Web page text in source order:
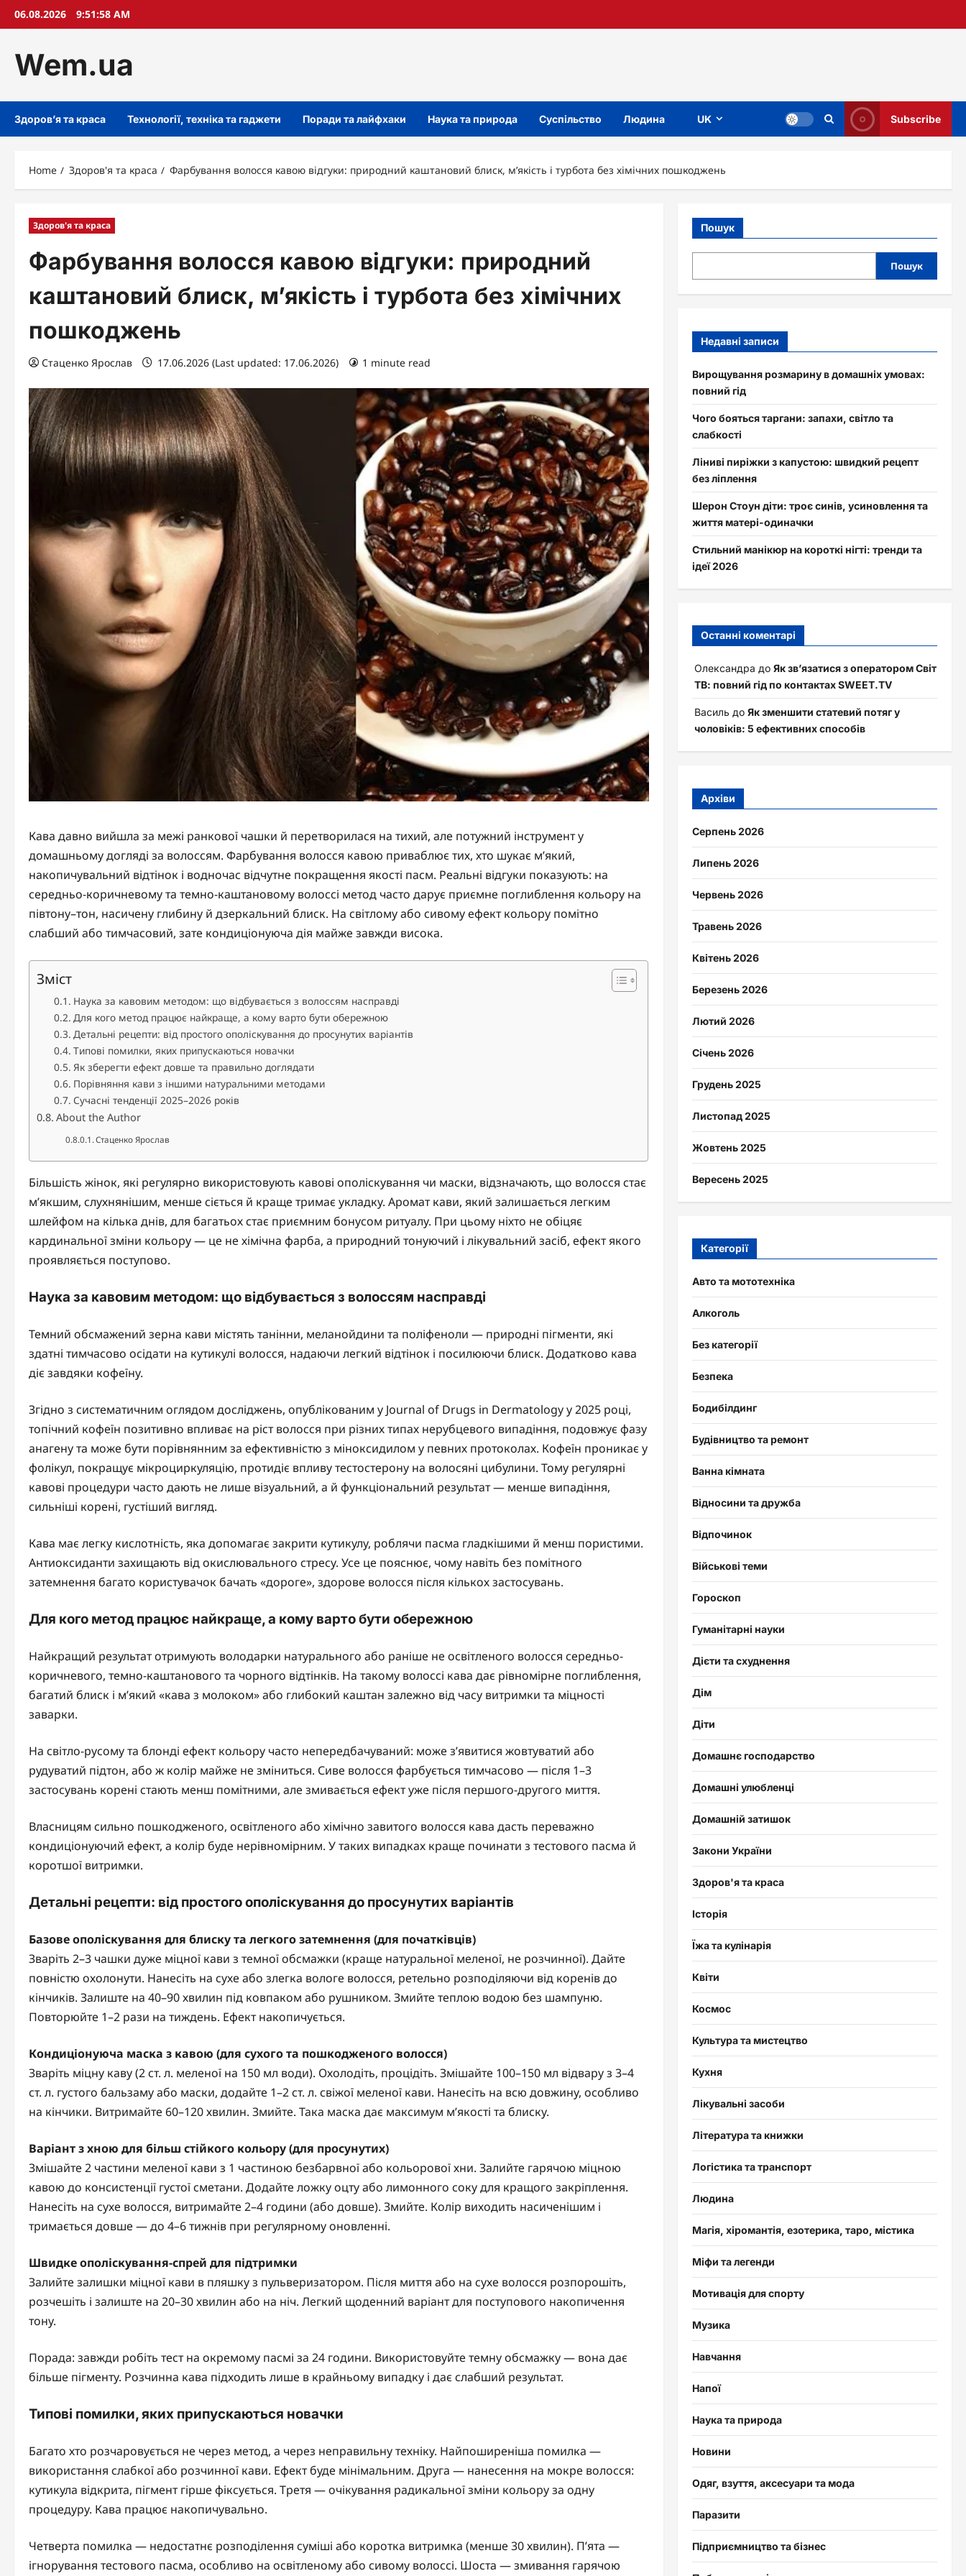
Skip06.08.2026 9:51:59 AM
Wem.ua
Здоров’я та краса Технології, техніка та гаджети Поради та лайфхаки Наука та природа Суспільство Людина UK Subscribe
Home Здоров'я та краса Фарбування волосся кавою відгуки: природний каштановий блиск, м’якість і турбота без хімічних пошкоджень
Здоров'я та краса
Фарбування волосся кавою відгуки: природний
каштановий блиск, м’якість і турбота без хімічних
пошкоджень
Стаценко Ярослав 17.06.2026 (Last updated: 17.06.2026) 1 minute read
Кава давно вийшла за межі ранкової чашки й перетворилася на тихий, але потужний інструмент у
домашньому догляді за волоссям. Фарбування волосся кавою приваблює тих, хто шукає м’який,
накопичувальний відтінок і водночас відчутне покращення якості пасм. Реальні відгуки показують: на
середньо-коричневому та темно-каштановому волоссі метод часто дарує приємне поглиблення кольору на
півтону–тон, насичену глибину й дзеркальний блиск. На світлому або сивому ефект кольору помітно
слабший або тимчасовий, зате кондиціонуюча дія майже завжди висока.
Зміст
Наука за кавовим методом: що відбувається з волоссям насправді
Для кого метод працює найкраще, а кому варто бути обережною
Детальні рецепти: від простого ополіскування до просунутих варіантів
Типові помилки, яких припускаються новачки
Як зберегти ефект довше та правильно доглядати
Порівняння кави з іншими натуральними методами
Сучасні тенденції 2025–2026 років
About the Author
Стаценко Ярослав
Більшість жінок, які регулярно використовують кавові ополіскування чи маски, відзначають, що волосся стає
м’якшим, слухнянішим, менше сіється й краще тримає укладку. Аромат кави, який залишається легким
шлейфом на кілька днів, для багатьох стає приємним бонусом ритуалу. При цьому ніхто не обіцяє
кардинальної зміни кольору — це не хімічна фарба, а природний тонуючий і лікувальний засіб, ефект якого
проявляється поступово.
Наука за кавовим методом: що відбувається з волоссям насправді
Темний обсмажений зерна кави містять танінни, меланойдини та поліфеноли — природні пігменти, які
здатні тимчасово осідати на кутикулі волосся, надаючи легкий відтінок і посилюючи блиск. Додатково кава
діє завдяки кофеїну.
Згідно з систематичним оглядом досліджень, опублікованим у Journal of Drugs in Dermatology у 2025 році,
топічний кофеїн позитивно впливає на ріст волосся при різних типах нерубцевого випадіння, подовжує фазу
анагену та може бути порівнянним за ефективністю з міноксидилом у певних протоколах. Кофеїн проникає у
фолікул, покращує мікроциркуляцію, протидіє впливу тестостерону на волосяні цибулини. Тому регулярні
кавові процедури часто дають не лише візуальний, а й функціональний результат — менше випадіння,
сильніші корені, густіший вигляд.
Кава має легку кислотність, яка допомагає закрити кутикулу, роблячи пасма гладкішими й менш пористими.
Антиоксиданти захищають від окислювального стресу. Усе це пояснює, чому навіть без помітного
затемнення багато користувачок бачать «дороге», здорове волосся після кількох застосувань.
Для кого метод працює найкраще, а кому варто бути обережною
Найкращий результат отримують володарки натурального або раніше не освітленого волосся середньо-
коричневого, темно-каштанового та чорного відтінків. На такому волоссі кава дає рівномірне поглиблення,
багатий блиск і м’який «кава з молоком» або глибокий каштан залежно від часу витримки та міцності
заварки.
На світло-русому та блонді ефект кольору часто непередбачуваний: може з’явитися жовтуватий або
рудуватий підтон, або ж колір майже не зміниться. Сиве волосся фарбується тимчасово — після 1–3
застосувань корені стають менш помітними, але змивається ефект уже після першого-другого миття.
Власницям сильно пошкодженого, освітленого або хімічно завитого волосся кава дасть переважно
кондиціонуючий ефект, а колір буде нерівномірним. У таких випадках краще починати з тестового пасма й
коротшої витримки.
Детальні рецепти: від простого ополіскування до просунутих варіантів
Базове ополіскування для блиску та легкого затемнення (для початківців)
Зваріть 2–3 чашки дуже міцної кави з темної обсмажки (краще натуральної меленої, не розчинної). Дайте
повністю охолонути. Нанесіть на сухе або злегка вологе волосся, ретельно розподіляючи від коренів до
кінчиків. Залиште на 40–90 хвилин під ковпаком або рушником. Змийте теплою водою без шампуню.
Повторюйте 1–2 рази на тиждень. Ефект накопичується.
Кондиціонуюча маска з кавою (для сухого та пошкодженого волосся)
Зваріть міцну каву (2 ст. л. меленої на 150 мл води). Охолодіть, процідіть. Змішайте 100–150 мл відвару з 3–4
ст. л. густого бальзаму або маски, додайте 1–2 ст. л. свіжої меленої кави. Нанесіть на всю довжину, особливо
на кінчики. Витримайте 60–120 хвилин. Змийте. Така маска дає максимум м’якості та блиску.
Варіант з хною для більш стійкого кольору (для просунутих)
Змішайте 2 частини меленої кави з 1 частиною безбарвної або кольорової хни. Залийте гарячою міцною
кавою до консистенції густої сметани. Додайте ложку оцту або лимонного соку для кращого закріплення.
Нанесіть на сухе волосся, витримайте 2–4 години (або довше). Змийте. Колір виходить насиченішим і
тримається довше — до 4–6 тижнів при регулярному оновленні.
Швидке ополіскування-спрей для підтримки
Залийте залишки міцної кави в пляшку з пульверизатором. Після миття або на сухе волосся розпорошіть,
розчешіть і залиште на 20–30 хвилин або на ніч. Легкий щоденний варіант для поступового накопичення
тону.
Порада: завжди робіть тест на окремому пасмі за 24 години. Використовуйте темну обсмажку — вона дає
більше пігменту. Розчинна кава підходить лише в крайньому випадку і дає слабший результат.
Типові помилки, яких припускаються новачки
Багато хто розчаровується не через метод, а через неправильну техніку. Найпоширеніша помилка —
використання слабкої або розчинної кави. Ефект буде мінімальним. Друга — нанесення на мокре волосся:
кутикула відкрита, пігмент гірше фіксується. Третя — очікування радикальної зміни кольору за одну
процедуру. Кава працює накопичувально.
Четверта помилка — недостатнє розподілення суміші або коротка витримка (менше 30 хвилин). П’ята —
ігнорування тестового пасма, особливо на освітленому або сивому волоссі. Шоста — змивання гарячою
Пошук
Пошук
Недавні записи
Вирощування розмарину в домашніх умовах:
повний гід
Чого бояться таргани: запахи, світло та
слабкості
Ліниві пиріжки з капустою: швидкий рецепт
без ліплення
Шерон Стоун діти: троє синів, усиновлення та
життя матері-одиначки
Стильний манікюр на короткі нігті: тренди та
ідеї 2026
Останні коментарі
Олександра до Як зв’язатися з оператором Світ
ТВ: повний гід по контактах SWEET.TV
Василь до Як зменшити статевий потяг у
чоловіків: 5 ефективних способів
Архіви
Серпень 2026
Липень 2026
Червень 2026
Травень 2026
Квітень 2026
Березень 2026
Лютий 2026
Січень 2026
Грудень 2025
Листопад 2025
Жовтень 2025
Вересень 2025
Категорії
Авто та мототехніка
Алкоголь
Без категорії
Безпека
Бодибілдинг
Будівництво та ремонт
Ванна кімната
Відносини та дружба
Відпочинок
Військові теми
Гороскоп
Гуманітарні науки
Дієти та схуднення
Дім
Діти
Домашнє господарство
Домашні улюбленці
Домашній затишок
Закони України
Здоров'я та краса
Історія
Їжа та кулінарія
Квіти
Космос
Культура та мистецтво
Кухня
Лікувальні засоби
Література та книжки
Логістика та транспорт
Людина
Магія, хіромантія, езотерика, таро, містика
Міфи та легенди
Мотивація для спорту
Музика
Навчання
Напої
Наука та природа
Новини
Одяг, взуття, аксесуари та мода
Паразити
Підприємництво та бізнес